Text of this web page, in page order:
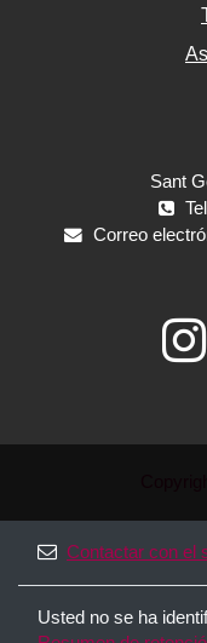
Sant
Correo
Contactar con el
Usted no se ha